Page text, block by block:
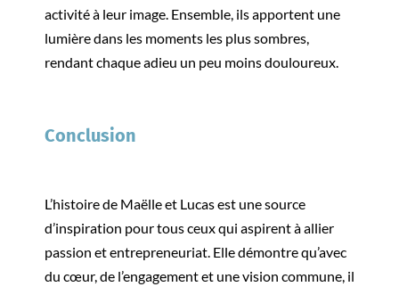
activité à leur image. Ensemble, ils apportent une
lumière dans les moments les plus sombres,
rendant chaque adieu un peu moins douloureux.
Conclusion
L’histoire de Maëlle et Lucas est une source
d’inspiration pour tous ceux qui aspirent à allier
passion et entrepreneuriat. Elle démontre qu’avec
du cœur, de l’engagement et une vision commune, il